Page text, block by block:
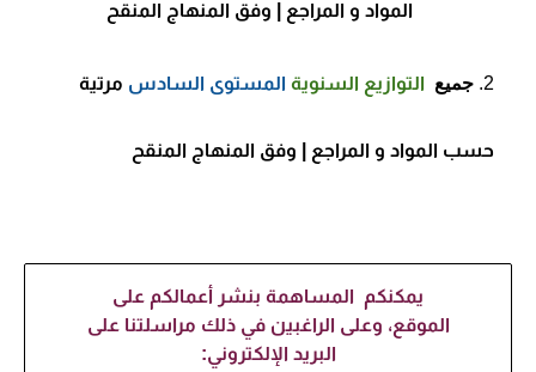
المواد و المراجع | وفق المنهاج المنقح
جميع التوازيع السنوية المستوى السادس مرتية
حسب المواد و المراجع | وفق المنهاج المنقح
يمكنكم المساهمة بنشر أعمالكم على
الموقع، وعلى الراغبين في ذلك مراسلتنا على
البريد الإلكتروني: